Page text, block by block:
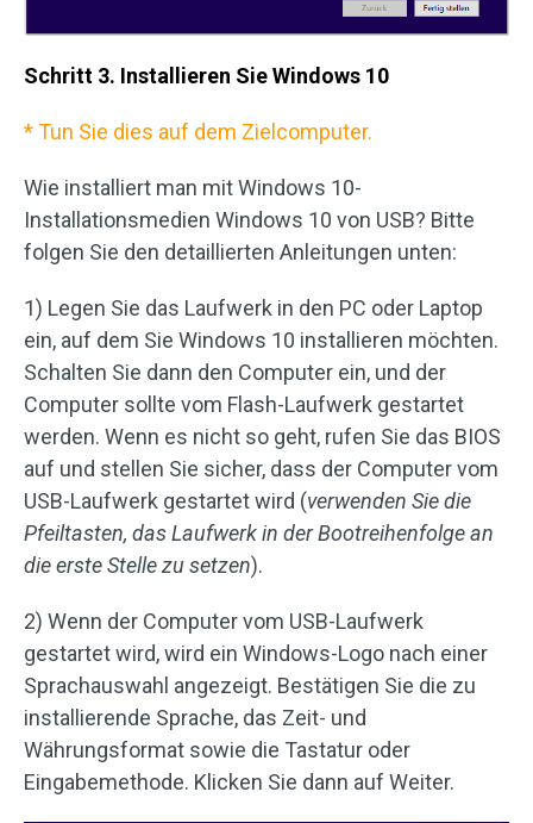
Schritt 3. Installieren Sie Windows 10
* Tun Sie dies auf dem Zielcomputer.
Wie installiert man mit Windows 10-
Installationsmedien Windows 10 von USB? Bitte
folgen Sie den detaillierten Anleitungen unten:
1) Legen Sie das Laufwerk in den PC oder Laptop
ein, auf dem Sie Windows 10 installieren möchten.
Schalten Sie dann den Computer ein, und der
Computer sollte vom Flash-Laufwerk gestartet
werden. Wenn es nicht so geht, rufen Sie das BIOS
auf und stellen Sie sicher, dass der Computer vom
USB-Laufwerk gestartet wird (verwenden Sie die
Pfeiltasten, das Laufwerk in derBootreihenfolge an
die erste Stelle zu setzen).
2) Wenn der Computer vom USB-Laufwerk
gestartet wird, wird ein Windows-Logo nach einer
Sprachauswahl angezeigt. Bestätigen Sie die zu
installierende Sprache, das Zeit- und
Währungsformat sowie die Tastatur oder
Eingabemethode. Klicken Sie dann auf Weiter.